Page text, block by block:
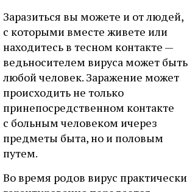
Заразиться вы можете и от людей,
с которыми вместе живете или
находитесь в тесном контакте —
ведьносителем вируса может быть
любой человек. Заражение может
происходить не только
принепосредственном контакте
с больным человеком ичерез
предметы быта, но и половым
путем.
Во время родов вирус практически